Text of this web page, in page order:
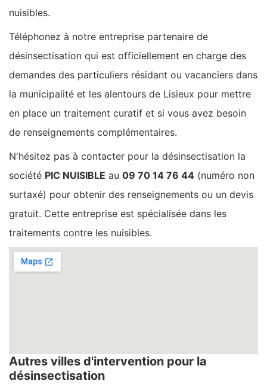
nuisibles.
Téléphonez à notre entreprise partenaire de
désinsectisation qui est officiellement en charge des
demandes des particuliers résidant ou vacanciers dans
la municipalité et les alentours de Lisieux pour mettre
en place un traitement curatif et si vous avez besoin
de renseignements complémentaires.
N'hésitez pas à contacter pour la désinsectisation la
société PIC NUISIBLE au 09 70 14 76 44 (numéro non
surtaxé) pour obtenir des renseignements ou un devis
gratuit. Cette entreprise est spécialisée dans les
traitements contre les nuisibles.
Autres villes d'intervention pour la
désinsectisation